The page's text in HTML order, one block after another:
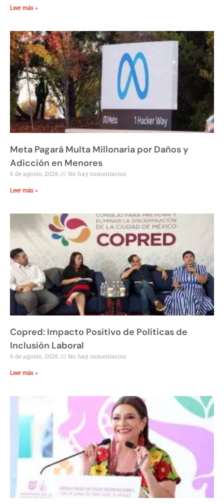
Leer más »
Meta Pagará Multa Millonaria por Daños y
Adicción en Menores
6 de agosto, 2026 No hay comentarios
Leer más »
Copred: Impacto Positivo de Políticas de
Inclusión Laboral
6 de agosto, 2026 No hay comentarios
Leer más »